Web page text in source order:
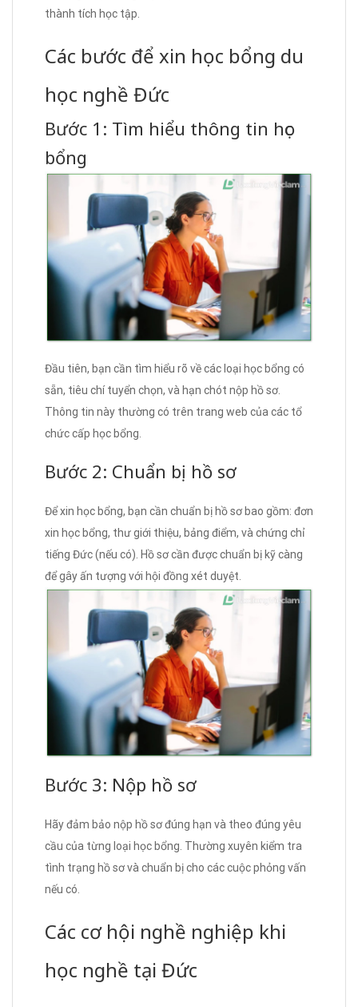
thành tích học tập.
Các bước để xin học bổng du
học nghề Đức
Bước 1: Tìm hiểu thông tin học
bổng
Đầu tiên, bạn cần tìm hiểu rõ về các loại học bổng có
sẵn, tiêu chí tuyển chọn, và hạn chót nộp hồ sơ.
Thông tin này thường có trên trang web của các tổ
chức cấp học bổng.
Bước 2: Chuẩn bị hồ sơ
Để xin học bổng, bạn cần chuẩn bị hồ sơ bao gồm: đơn
xin học bổng, thư giới thiệu, bảng điểm, và chứng chỉ
tiếng Đức (nếu có). Hồ sơ cần được chuẩn bị kỹ càng
để gây ấn tượng với hội đồng xét duyệt.
Bước 3: Nộp hồ sơ
Hãy đảm bảo nộp hồ sơ đúng hạn và theo đúng yêu
cầu của từng loại học bổng. Thường xuyên kiểm tra
tình trạng hồ sơ và chuẩn bị cho các cuộc phỏng vấn
nếu có.
Các cơ hội nghề nghiệp khi
học nghề tại Đức